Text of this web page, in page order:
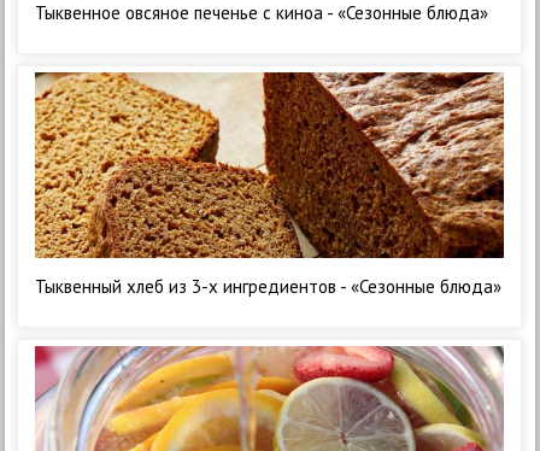
Тыквенное овсяное печенье с киноа - «Сезонные блюда»
Тыквенный хлеб из 3-х ингредиентов - «Сезонные блюда»